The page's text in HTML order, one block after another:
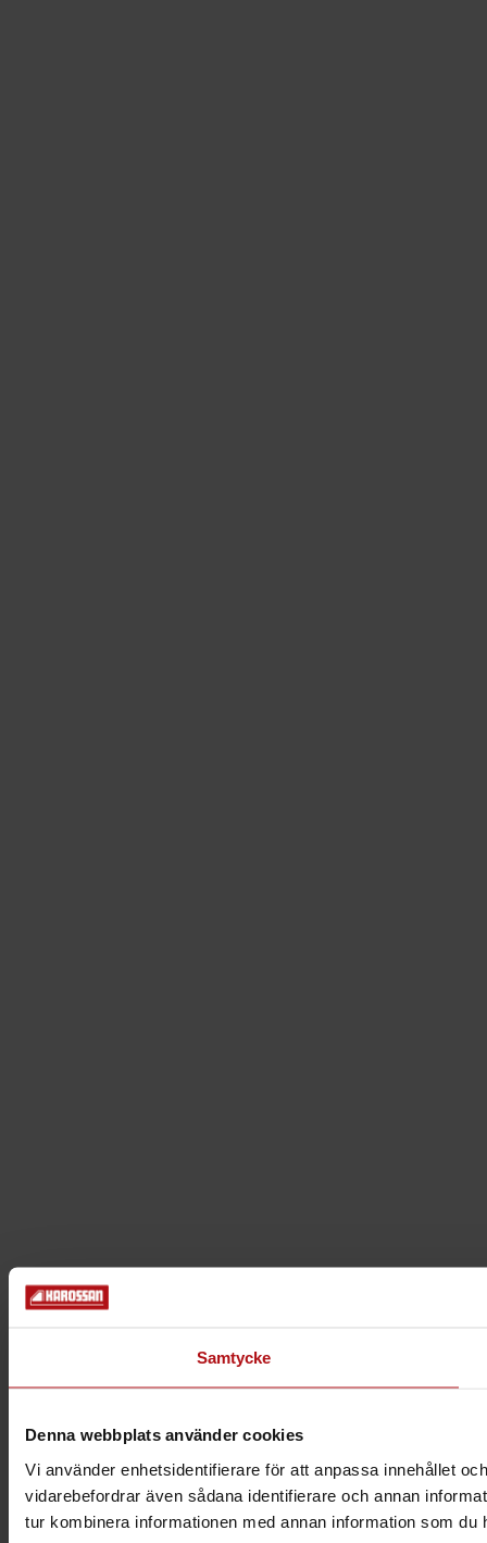
Samtycke
Denna webbplats använder cookies
Vi använder enhetsidentifierare för att anpassa innehållet
vidarebefordrar även sådana identifierare och annan
tur kombinera informationen med annan information som